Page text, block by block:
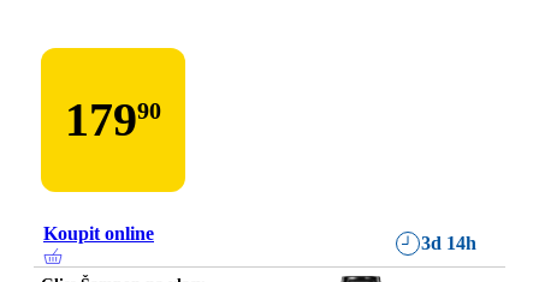
17990
Koupit online 3d 14h